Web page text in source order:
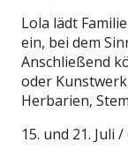
Lola lädt
ein, bei dem
Anschließend
oder
Herbarien,
15. und 21. Juli